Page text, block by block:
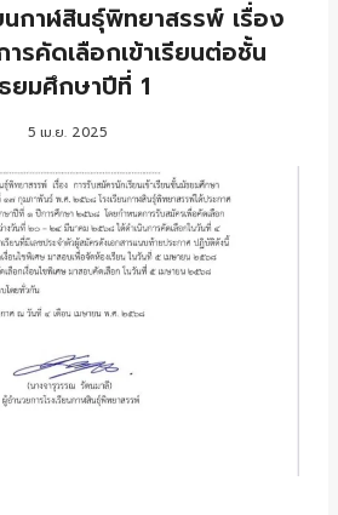
นกาฬสินธุ์พิทยาสรรพ์ เรื่อง
รคัดเลือกเข้าเรียนต่อชั้น
ยมศึกษาปีที่ 1
5 เม.ย. 2025